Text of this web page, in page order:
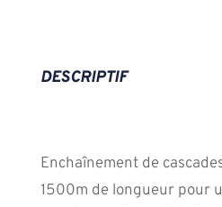
DESCRIPTIF
Enchaînement de
1500m de longueur pour